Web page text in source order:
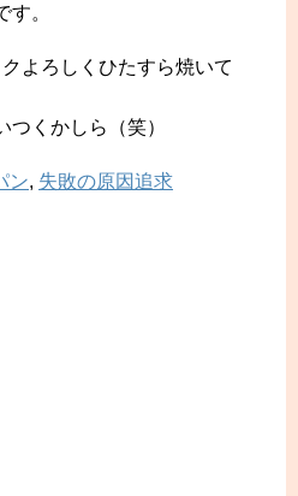
。
よろしくひたすら焼いて
つくかしら（笑）
ン, 失敗の原因追求